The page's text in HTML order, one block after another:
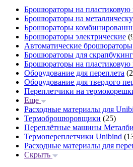
Брошюраторы на
Брошюраторы на
Брошюраторы
Брошюраторы электрические
Автоматические брошюраторы
Брошюраторы для
Брошюраторы на пластиковую
Оборудование для переплета
Оборудование для твердого
Переплетчики на
Еще
Расходные материалы для
Термоброшюровщики (25)
Переплётные машины
Термопереплетчики Unibind
Расходные материалы для
Скрыть